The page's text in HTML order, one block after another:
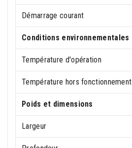
Démarrage courant
Conditions environnementales
Température d'opération
Température hors fonctionnement
Poids et dimensions
Largeur